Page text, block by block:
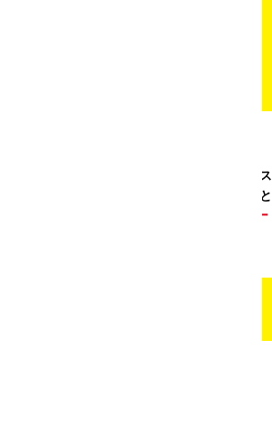
。ガソリンス
タンドや整備工場の既存インフラを活用すること
リー